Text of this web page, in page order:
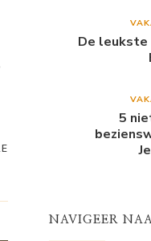
De leukste
5
NAVIGEER